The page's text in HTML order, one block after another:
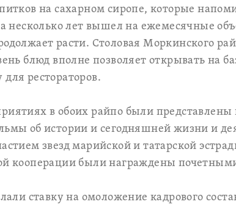
на сахарном сиропе, которые
несколько лет вышел на ежемесячные
расти. Столовая Моркинского
блюд вполне позволяет открывать на
рестораторов.
в обоих райпо были представлены
об истории и сегодняшней жизни и
звезд марийской и татарской
кооперации были награждены
ставку на омоложение кадрового